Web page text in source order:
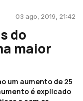
03 ago, 2019, 21:42
do
maior
um aumento de 25
é explicado